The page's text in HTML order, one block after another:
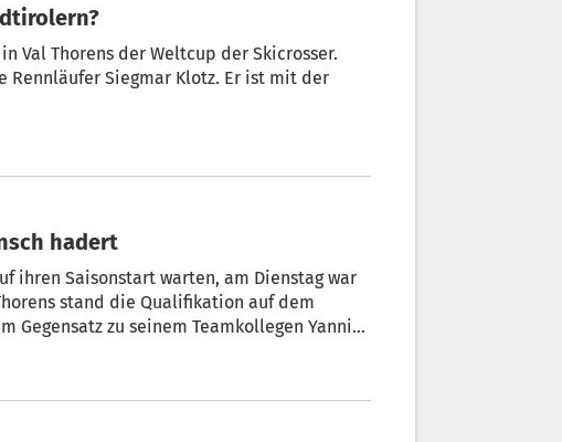
Val Thorens der Weltcup der Skicrosser.
Rennläufer Siegmar Klotz. Er ist mit der
hadert
ihren Saisonstart warten, am Dienstag war
stand die Qualifikation auf dem
Gegensatz zu seinem Teamkollegen Yannick